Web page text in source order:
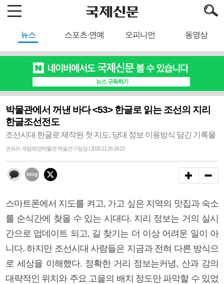
뉴스 스포츠·연예 오피니언 동영상
박물관에서 꺼낸 바다 <53> 한글로 읽는 조선의 지리
한글조선전도
조선시대 한글로 제작된 첫 지도, 당대 정보 이용방식 담긴 기록물
권유리 국립해양박물관 학술연구팀장 | 2025.11.26 18:23
스마트폰에서 지도를 켜고, 가고 싶은 지역의 맛집과 숙소
를 순식간에 찾을 수 있는 시대다. 지리 정보는 거의 실시
간으로 업데이트 되고, 길 찾기는 더 이상 어려운 일이 아
니다. 하지만 조선시대 사람들은 지금과 전혀 다른 방식으
로 세상을 이해했다. 정확한 거리 정보는커녕, 산과 강의
대략적인 위치와 주요 고을의 배치 정도만 파악할 수 있었